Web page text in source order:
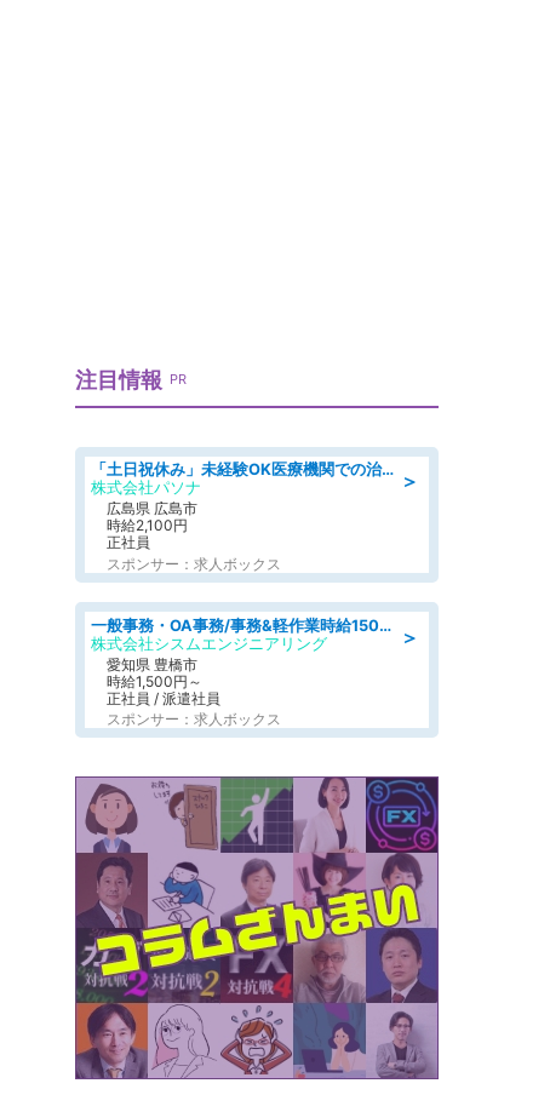
注目情報 PR
＞
「土日祝休み」未経験OK医療機関での治験コーディネーターのお仕事
株式会社パソナ
広島県 広島市
時給2,100円
正社員
スポンサー：求人ボックス
＞
一般事務・OA事務/事務&軽作業時給1500円土日祝休み各種社保完備
株式会社シスムエンジニアリング
愛知県 豊橋市
時給1,500円～
正社員 / 派遣社員
スポンサー：求人ボックス